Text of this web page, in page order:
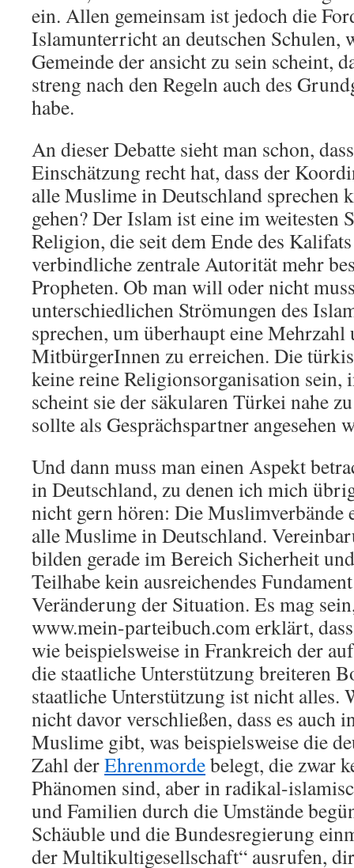
ein. Allen gemeinsam ist jedoch die
Islamunterricht an deutschen Schulen,
Gemeinde der ansicht zu sein scheint,
streng nach den Regeln auch des
habe.
An dieser Debatte sieht man schon,
Einschätzung recht hat, dass der
alle Muslime in Deutschland sprechen
gehen? Der Islam ist eine im weitesten
Religion, die seit dem Ende des
verbindliche zentrale Autorität mehr
Propheten. Ob man will oder nicht
unterschiedlichen Strömungen des
sprechen, um überhaupt eine
MitbürgerInnen zu erreichen. Die
keine reine Religionsorganisation sein,
scheint sie der säkularen Türkei nahe
sollte als Gesprächspartner angesehen
Und dann muss man einen Aspekt
in Deutschland, zu denen ich mich
nicht gern hören: Die Muslimverbände
alle Muslime in Deutschland.
bilden gerade im Bereich Sicherheit
Teilhabe kein ausreichendes
Veränderung der Situation. Es mag
www.mein-parteibuch.com erklärt,
wie beispielsweise in Frankreich der
die staatliche Unterstützung breiteren
staatliche Unterstützung ist nicht alles.
nicht davor verschließen, dass es auch
Muslime gibt, was beispielsweise die
Zahl derEhrenmordebelegt, die zwar
Phänomen sind, aber in radikal-
und Familien durch die Umstände
Schäuble und die Bundesregierung
der Multikultigesellschaft“ ausrufen,